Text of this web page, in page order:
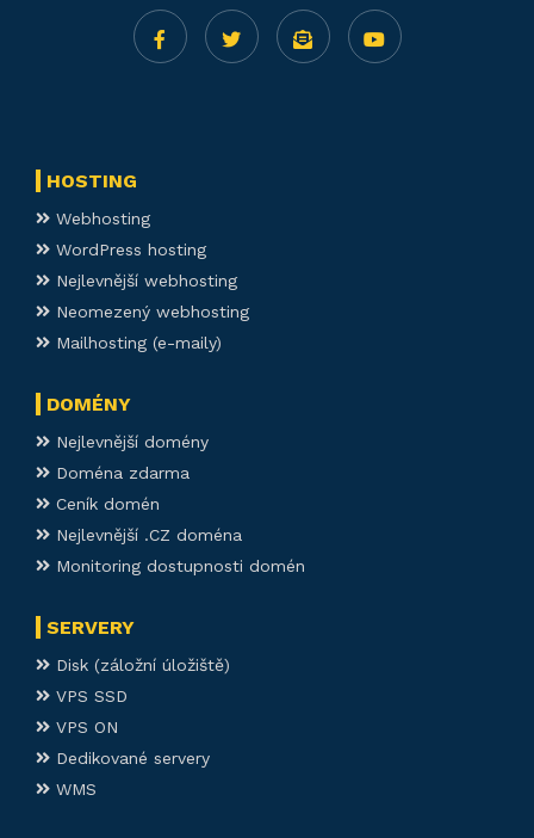
HOSTING
Webhosting
WordPress hosting
Nejlevnější webhosting
Neomezený webhosting
Mailhosting (e-maily)
DOMÉNY
Nejlevnější domény
Doména zdarma
Ceník domén
Nejlevnější .CZ doména
Monitoring dostupnosti domén
SERVERY
Disk (záložní úložiště)
VPS SSD
VPS ON
Dedikované servery
WMS